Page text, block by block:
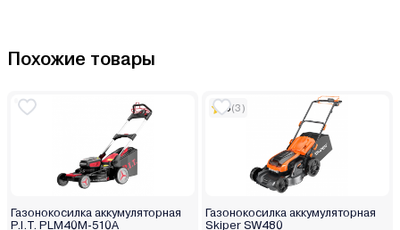
Похожие товары
Газонокосилка аккумуляторная
P.I.T. PLM40M-510A
5(3)
Газонокосилка аккумуляторная
Skiper SW480